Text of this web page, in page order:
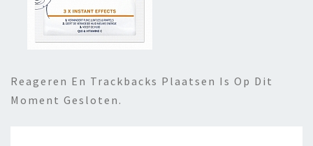
Reageren En Trackbacks Plaatsen Is Op Dit
Moment Gesloten.